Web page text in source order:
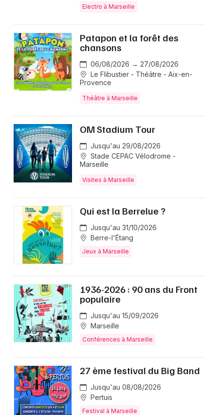
Electro à Marseille
Patapon et la forêt des
chansons
06/08/2026 → 27/08/2026
Le Flibustier - Théâtre - Aix-en-
Provence
Théâtre à Marseille
OM Stadium Tour
Jusqu'au 29/08/2026
Stade CEPAC Vélodrome -
Marseille
Visites à Marseille
Qui est la Berrelue ?
Jusqu'au 31/10/2026
Berre-l'Étang
Jeux à Marseille
1936-2026 : 90 ans du Front
populaire
Jusqu'au 15/09/2026
Marseille
Conférences à Marseille
27 ème festival du Big Band
Jusqu'au 08/08/2026
Pertuis
Festival à Marseille